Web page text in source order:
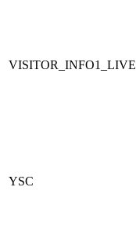
VISITOR_INFO1_LIVE
YSC